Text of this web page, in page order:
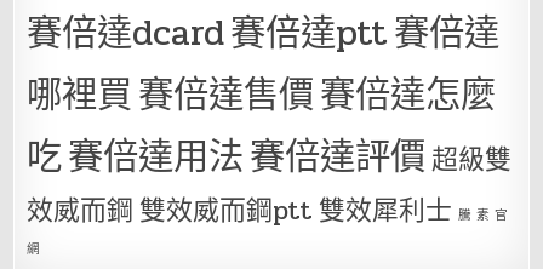
賽倍達dcard賽倍達ptt賽倍達
哪裡買賽倍達售價賽倍達怎麼
吃賽倍達用法賽倍達評價超級雙
效威而鋼 雙效威而鋼ptt 雙效犀利士 騰 素 官
網